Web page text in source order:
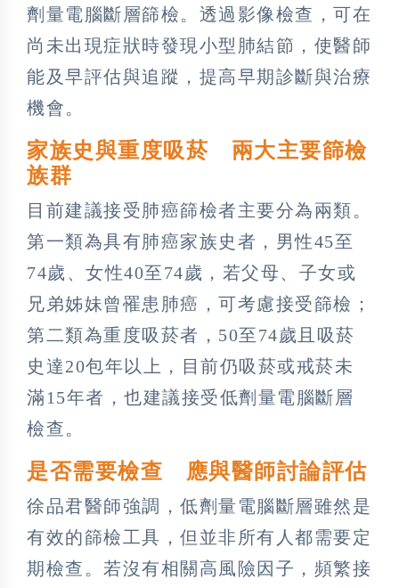
劑量電腦斷層篩檢。透過影像檢查，可在
尚未出現症狀時發現小型肺結節，使醫師
能及早評估與追蹤，提高早期診斷與治療
機會。
家族史與重度吸菸 兩大主要篩檢
族群
目前建議接受肺癌篩檢者主要分為兩類。
第一類為具有肺癌家族史者，男性45至
74歲、女性40至74歲，若父母、子女或
兄弟姊妹曾罹患肺癌，可考慮接受篩檢；
第二類為重度吸菸者，50至74歲且吸菸
史達20包年以上，目前仍吸菸或戒菸未
滿15年者，也建議接受低劑量電腦斷層
檢查。
是否需要檢查 應與醫師討論評估
徐品君醫師強調，低劑量電腦斷層雖然是
有效的篩檢工具，但並非所有人都需要定
期檢查。若沒有相關高風險因子，頻繁接